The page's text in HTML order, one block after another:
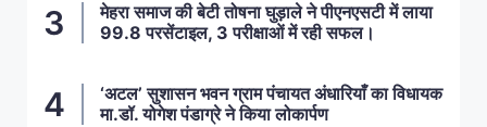
मेहरा समाज की बेटी तोषना घुड़ाले ने पीएनएसटी में लाया
99.8 परसेंटाइल, 3 परीक्षाओं में रही सफल।
‘अटल’ सुशासन भवन ग्राम पंचायत अंधारियाँ का विधायक
मा.डॉ. योगेश पंडाग्रे ने किया लोकार्पण